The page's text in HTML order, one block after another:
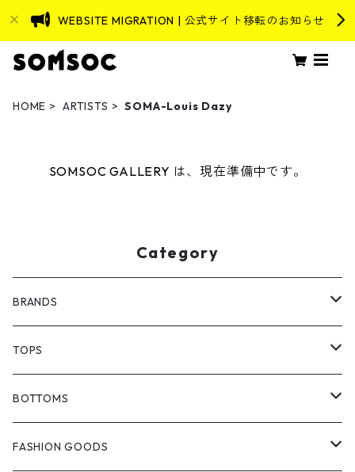
WEBSITE MIGRATION | 公式サイト移転のお知らせ
HOME ARTISTS SOMA-Louis Dazy
SOMSOC GALLERY は、現在準備中です。
Category
BRANDS
ASEVENORIGIN
GCORES INDUSTRIES
PlayStation
SOMSOCGALLERY
TOPS
T-shirts
Jackets
BOTTOMS
Pants
FASHION GOODS